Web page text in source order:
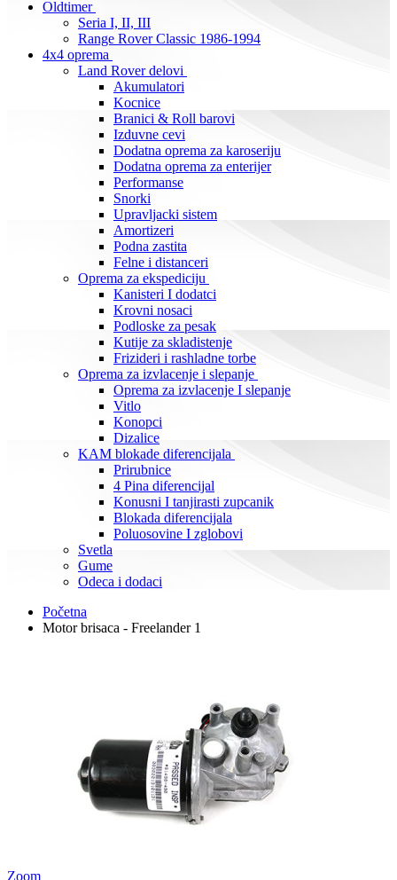
Oldtimer
Seria I, II, III
Range Rover Classic 1986-1994
4x4 oprema
Land Rover delovi
Akumulatori
Kocnice
Branici & Roll barovi
Izduvne cevi
Dodatna oprema za karoseriju
Dodatna oprema za enterijer
Performanse
Snorki
Upravljacki sistem
Amortizeri
Podna zastita
Felne i distanceri
Oprema za ekspediciju
Kanisteri I dodatci
Krovni nosaci
Podloske za pesak
Kutije za skladistenje
Frizideri i rashladne torbe
Oprema za izvlacenje i slepanje
Oprema za izvlacenje I slepanje
Vitlo
Konopci
Dizalice
KAM blokade diferencijala
Prirubnice
4 Pina diferencijal
Konusni I tanjirasti zupcanik
Blokada diferencijala
Poluosovine I zglobovi
Svetla
Gume
Odeca i dodaci
Početna
Motor brisaca - Freelander 1
Zoom